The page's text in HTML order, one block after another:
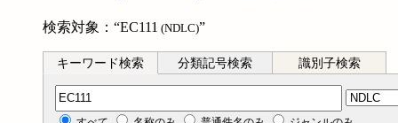
検索対象：“EC111 (NDLC)”
キーワード検索 分類記号検索 識別子検索
分類記号検索